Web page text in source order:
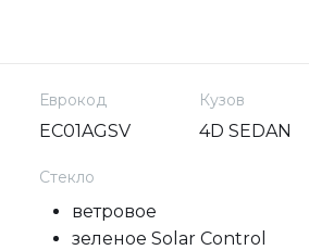
Еврокод
EC01AGSV
Кузов
4D SEDAN
Стекло
ветровое
зеленое Solar Control